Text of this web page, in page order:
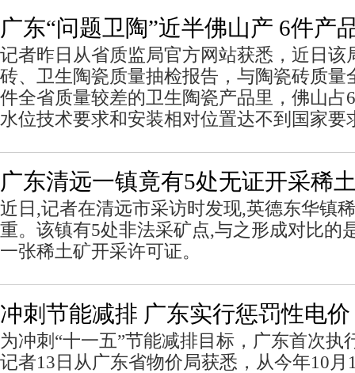
广东“问题卫陶”近半佛山产 6件产
记者昨日从省质监局官方网站获悉，近日该
砖、卫生陶瓷质量抽检报告，与陶瓷砖质量
件全省质量较差的卫生陶瓷产品里，佛山占
水位技术要求和安装相对位置达不到国家要
广东清远一镇竟有5处无证开采稀
近日,记者在清远市采访时发现,英德东华镇
重。该镇有5处非法采矿点,与之形成对比的
一张稀土矿开采许可证。
冲刺节能减排 广东实行惩罚性电价
为冲刺“十一五”节能减排目标，广东首次执
记者13日从广东省物价局获悉，从今年10